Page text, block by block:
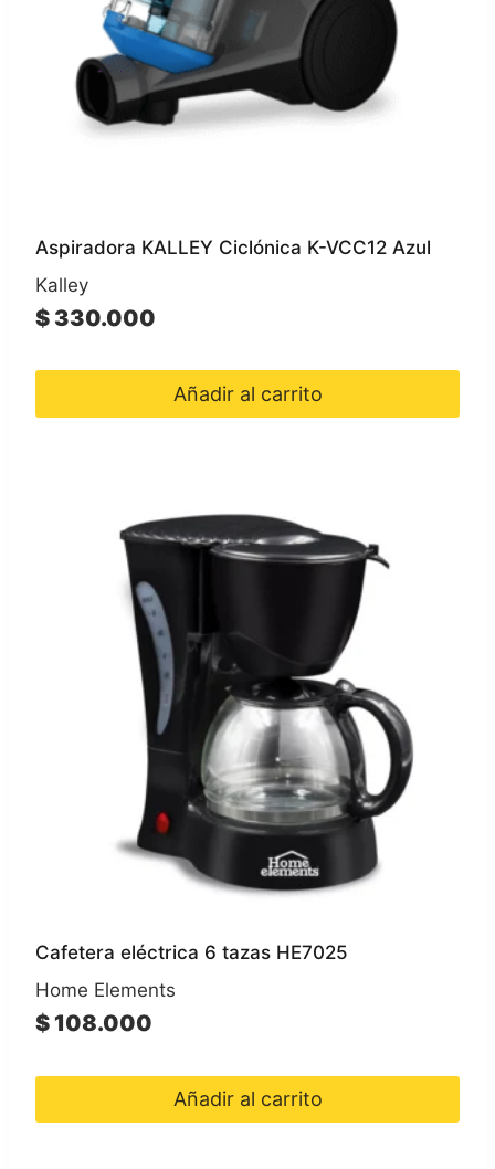
Aspiradora KALLEY Ciclónica K-VCC12 Azul
Kalley
$ 330.000
Añadir al carrito
Cafetera eléctrica 6 tazas HE7025
Home Elements
$108.000
Añadir al carrito